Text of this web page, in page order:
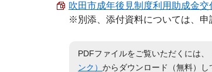
吹田市成年後見制度利用助成金交
※別添、添付資料については、申
PDFファイルをご覧いただくには
ンク） からダウンロード（無料）し